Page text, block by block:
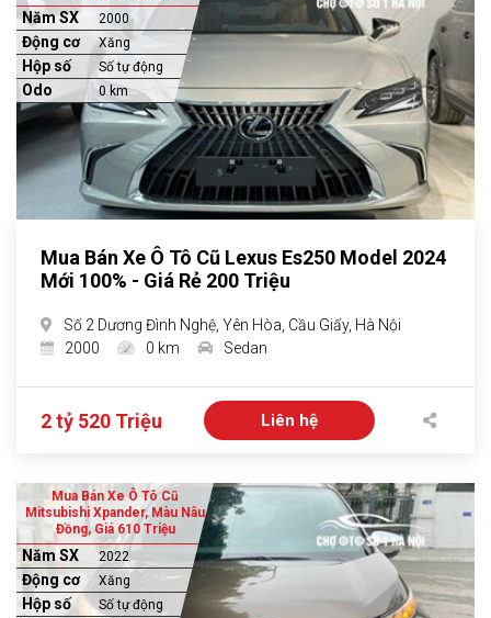
Năm SX 2000
Động cơ Xăng
Hộp số Số tự động
Odo 0 km
Mua Bán Xe Ô Tô Cũ Lexus Es250 Model 2024
Mới 100% - Giá Rẻ 200 Triệu
Số 2 Dương Đình Nghệ, Yên Hòa, Cầu Giấy, Hà Nội
2000
0 km Sedan
2 tỷ 520 Triệu Liên hệ
Mua Bán Xe Ô Tô Cũ
Mitsubishi Xpander, Màu Nâu
Đồng, Giá 610 Triệu
Năm SX 2022
Động cơ Xăng
Hộp số Số tự động